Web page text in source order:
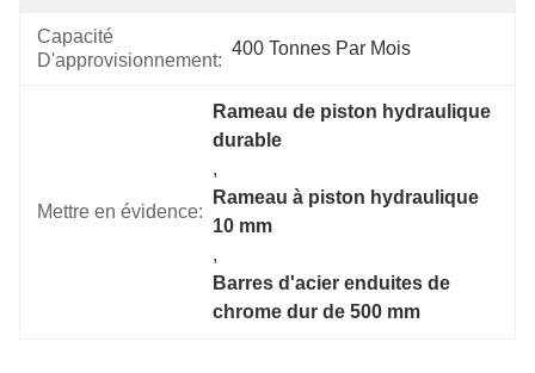
Capacité
D'approvisionnement:
400 Tonnes Par Mois
Mettre en évidence:
Rameau de piston hydraulique
durable
,
Rameau à piston hydraulique
10 mm
,
Barres d'acier enduites de
chrome dur de 500 mm